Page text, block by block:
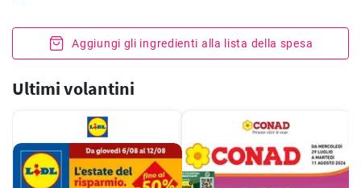
Aggiungi gli ingredienti alla lista della spesa
Ultimi volantini